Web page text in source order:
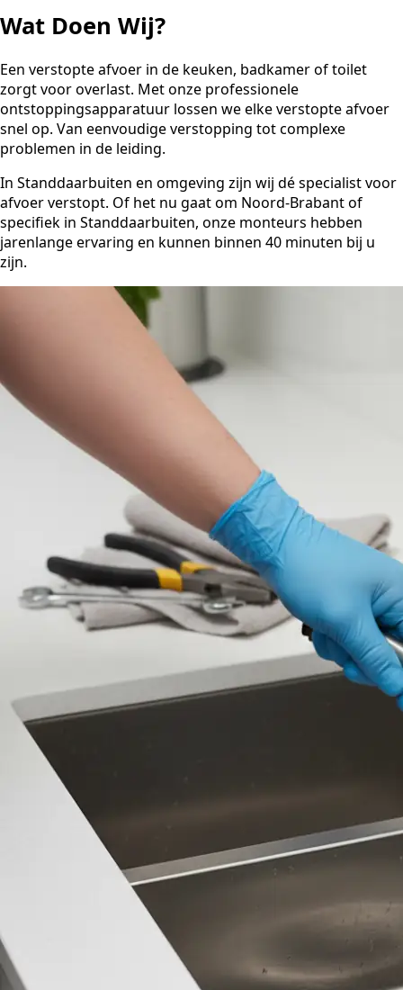
Wat Doen Wij?
Een verstopte afvoer in de keuken, badkamer of toilet
zorgt voor overlast. Met onze professionele
ontstoppingsapparatuur lossen we elke verstopte afvoer
snel op. Van eenvoudige verstopping tot complexe
problemen in de leiding.
In Standdaarbuiten en omgeving zijn wij dé specialist voor
afvoer verstopt. Of het nu gaat om Noord-Brabant of
specifiek in Standdaarbuiten, onze monteurs hebben
jarenlange ervaring en kunnen binnen 40 minuten bij u
zijn.